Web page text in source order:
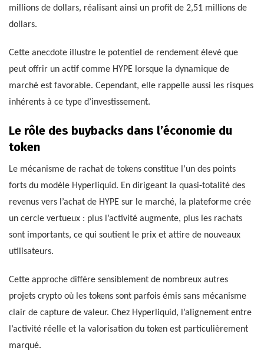
millions de dollars, réalisant ainsi un profit de 2,51 millions de
dollars.
Cette anecdote illustre le potentiel de rendement élevé que
peut offrir un actif comme HYPE lorsque la dynamique de
marché est favorable. Cependant, elle rappelle aussi les risques
inhérents à ce type d’investissement.
Le rôle des buybacks dans l’économie du
token
Le mécanisme de rachat de tokens constitue l’un des points
forts du modèle Hyperliquid. En dirigeant la quasi-totalité des
revenus vers l’achat de HYPE sur le marché, la plateforme crée
un cercle vertueux : plus l’activité augmente, plus les rachats
sont importants, ce qui soutient le prix et attire de nouveaux
utilisateurs.
Cette approche diffère sensiblement de nombreux autres
projets crypto où les tokens sont parfois émis sans mécanisme
clair de capture de valeur. Chez Hyperliquid, l’alignement entre
l’activité réelle et la valorisation du token est particulièrement
marqué.